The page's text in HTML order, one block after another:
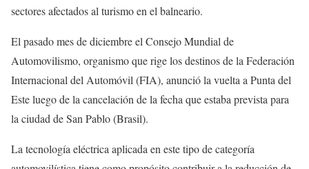
sectores afectados al turismo en el balneario.
El pasado mes de diciembre el Consejo Mundial de
Automovilismo, organismo que rige los destinos de la Federación
Internacional del Automóvil (FIA), anunció la vuelta a Punta del
Este luego de la cancelación de la fecha que estaba prevista para
la ciudad de San Pablo (Brasil).
La tecnología eléctrica aplicada en este tipo de categoría